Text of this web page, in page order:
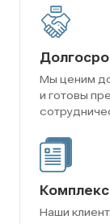
Мы ценим
и готовы
Наши